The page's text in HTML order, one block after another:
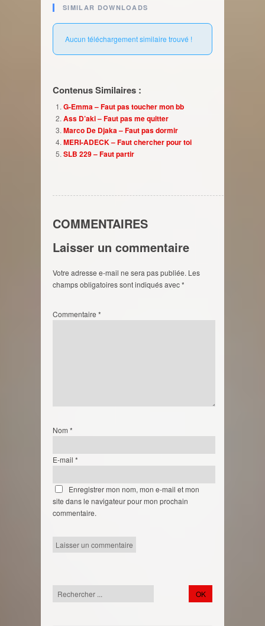
SIMILAR DOWNLOADS
Aucun téléchargement similaire trouvé !
Contenus Similaires :
G-Emma – Faut pas toucher mon bb
Ass D’aki – Faut pas me quitter
Marco De Djaka – Faut pas dormir
MERI-ADECK – Faut chercher pour toi
SLB 229 – Faut partir
COMMENTAIRES
Laisser un commentaire
Votre adresse e-mail ne sera pas publiée. Les
champs obligatoires sont indiqués avec*
Commentaire *
Nom *
E-mail *
Enregistrer mon nom, mon e-mail et mon
site dans le navigateur pour mon prochain
commentaire.